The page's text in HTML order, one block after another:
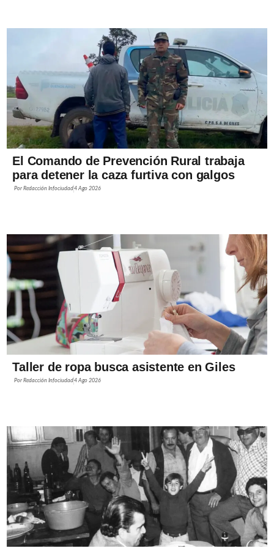
El Comando de Prevención Rural trabaja
para detener la caza furtiva con galgos
PorRedacción Infociudad4 Ago 2026
Taller de ropa busca asistente en Giles
PorRedacción Infociudad4 Ago 2026